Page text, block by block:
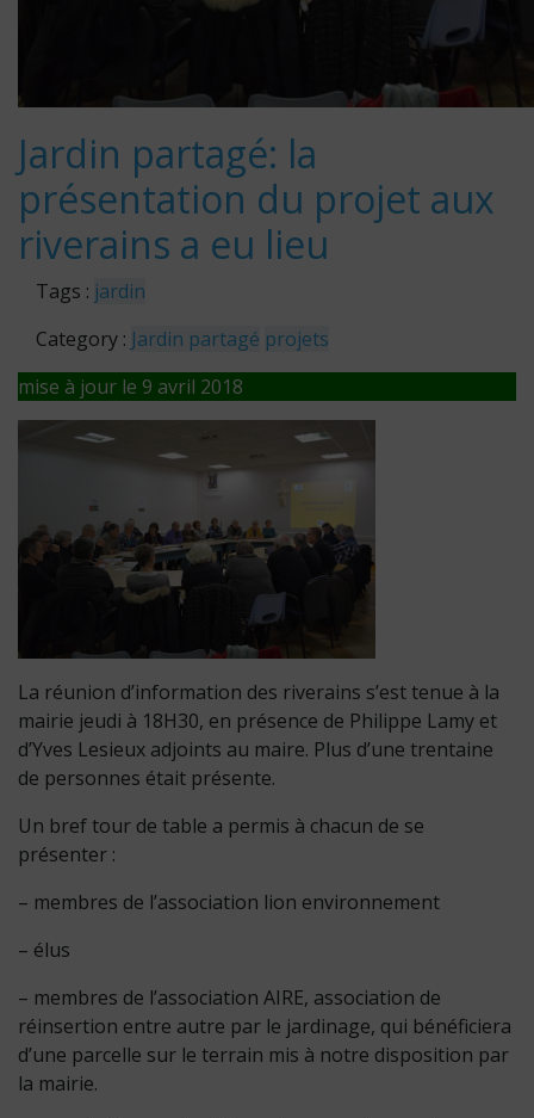
Jardin partagé: la
présentation du projet aux
riverains a eu lieu
Tags : jardin
Category : Jardin partagé projets
mise à jour le 9 avril 2018
La réunion d’information des riverains s’est tenue à la
mairie jeudi à 18H30, en présence de Philippe Lamy et
d’Yves Lesieux adjoints au maire. Plus d’une trentaine
de personnes était présente.
Un bref tour de table a permis à chacun de se
présenter :
– membres de l’association lion environnement
– élus
– membres de l’association AIRE, association de
réinsertion entre autre par le jardinage, qui bénéficiera
d’une parcelle sur le terrain mis à notre disposition par
la mairie.